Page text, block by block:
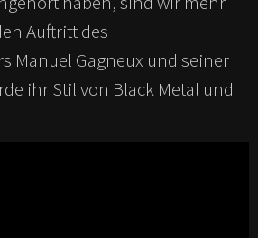
Auftritt des
Manuel Gagneux und seiner
ihr Stil von Black Metal und